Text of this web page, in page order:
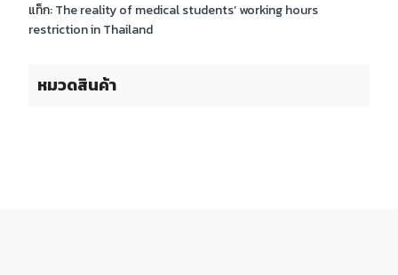
หมวดสินค้า
แท็ก:The reality of medical students’ working hours
restriction in Thailand